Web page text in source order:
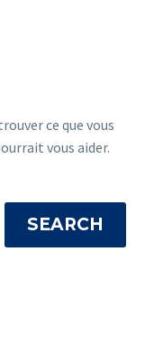
ce que vous
vous aider.
SEARCH